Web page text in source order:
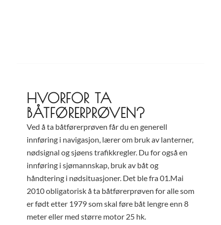
HVORFOR TA
BÅTFØRERPRØVEN?
Ved å ta båtførerprøven får du en generell
innføring i navigasjon, lærer om bruk av lanterner,
nødsignal og sjøens trafikkregler. Du for også en
innføring i sjømannskap, bruk av båt og
håndtering i nødsituasjoner. Det ble fra 01.Mai
2010 obligatorisk å ta båtførerprøven for alle som
er født etter 1979 som skal føre båt lengre enn 8
meter eller med større motor 25 hk.